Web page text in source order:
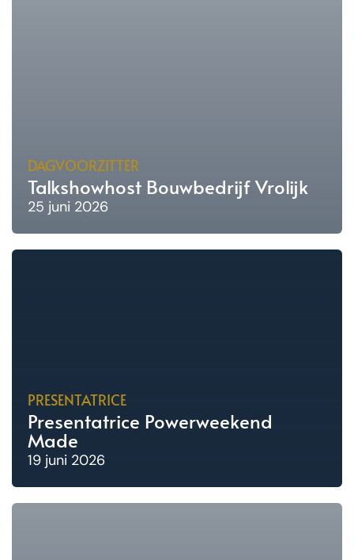
DAGVOORZITTER
Talkshowhost Bouwbedrijf Vrolijk
25 juni 2026
PRESENTATRICE
Presentatrice Powerweekend
Made
19 juni 2026